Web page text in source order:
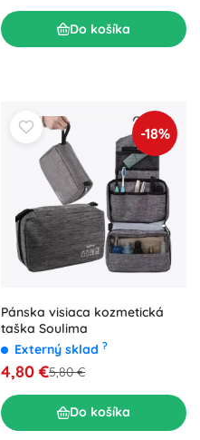
Do košíka
-18%
Pánska visiaca kozmetická
taška Soulima
Externý sklad ?
4,80 €5,80 €
Do košíka